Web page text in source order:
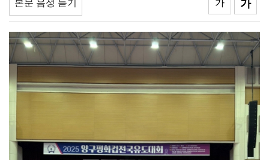
전남사회서비스원, 보건복지부 경영평가 ‘4년 연속 A등...
"여름휴가는 청정 바다 완도서 힐링"
진도군, 한시적 장애인 이동지원 서비스
담양군, 메타세쿼이아 가로수길 생육 개선
본문 음성 듣기 가
가